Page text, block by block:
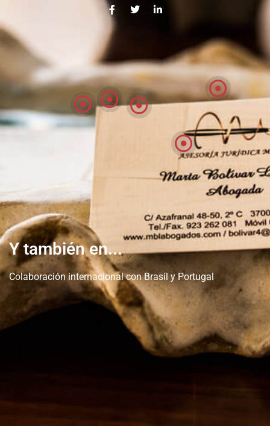
Y también en...
Colaboración internacional con Brasil y Portugal